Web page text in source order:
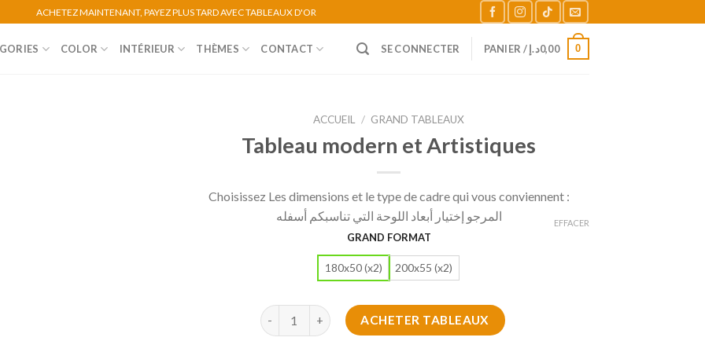
ACHETEZ MAINTENANT, PAYEZ PLUS TARD AVEC TABLEAUX D'OR
COLOR INTÉRIEUR THÈMES CONTACT SE CONNECTER PANIER / 0,00د.إ 0
ACCUEIL / GRAND TABLEAUX
Tableau modern et Artistiques
Choisissez Les dimensions et le type de cadre qui vous conviennent :
المرجو إختيار أبعاد اللوحة التي تناسبكم أسفله
GRAND FORMAT
180x50 (x2) 200x55 (x2)
EFFACER
quantité de Tableau modern et Artistiques
ACHETER TABLEAUX